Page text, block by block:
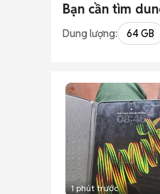
Bạn cần tìm
Dung lượng: 64 GB
1 phút trước